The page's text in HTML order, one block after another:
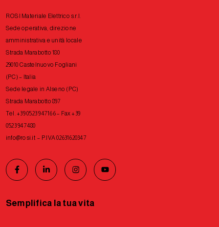
ROSI Materiale Elettrico s.r.l.
Sede operativa, direzione
amministrativa e unità locale
Strada Marabotto 180
29010 Castelnuovo Fogliani
(PC) – Italia
Sede legale in Alseno (PC)
Strada Marabotto 897
Tel. +39 0523 947166 – Fax +39
0523 947480
info@rosi.it– P.IVA 02631620347
Semplifica la tua vita